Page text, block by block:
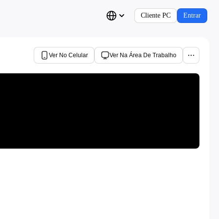
Cliente PC Entrar
Ver No Celular Ver Na Área De Trabalho